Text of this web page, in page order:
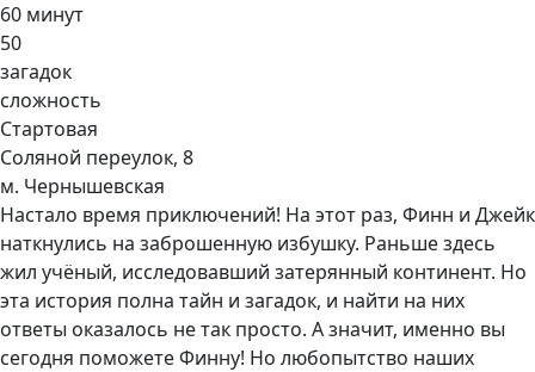
60 минут
50
загадок
сложность
Стартовая
Соляной переулок, 8
м. Чернышевская
Настало время приключений! На этот раз, Финн и Джейк
наткнулись на заброшенную избушку. Раньше здесь
жил учёный, исследовавший затерянный континент. Но
эта история полна тайн и загадок, и найти на них
ответы оказалось не так просто. А значит, именно вы
сегодня поможете Финну! Но любопытство наших